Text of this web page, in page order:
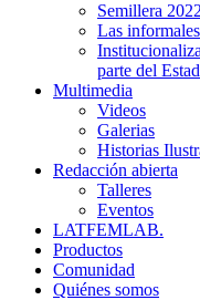
Semillera 2022
Las informales
parte del
Multimedia
Videos
Galerias
Historias
Redacción abierta
Talleres
Eventos
LATFEMLAB.
Productos
Comunidad
Quiénes somos